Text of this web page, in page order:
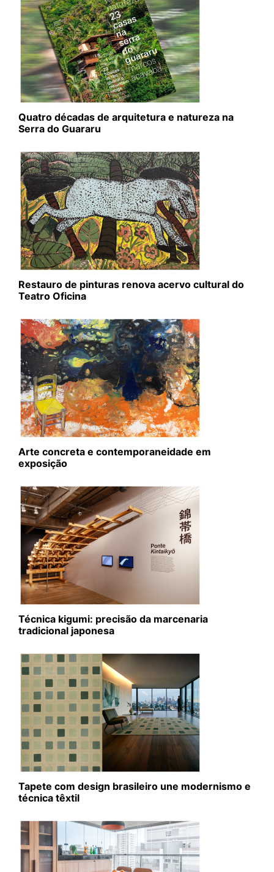
Quatro décadas de arquitetura e natureza na
Serra do Guararu
Restauro de pinturas renova acervo cultural do
Teatro Oficina
Arte concreta e contemporaneidade em
exposição
Técnica kigumi: precisão da marcenaria
tradicional japonesa
Tapete com design brasileiro une modernismo e
técnica têxtil